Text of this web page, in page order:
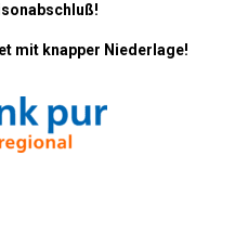
mit knapper Niederlage!